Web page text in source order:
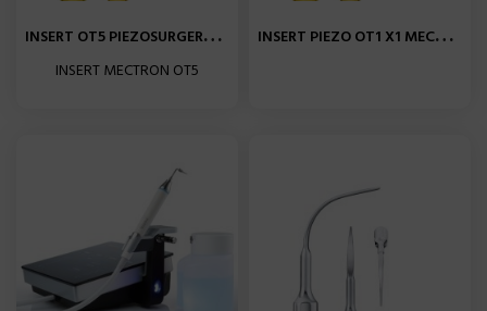
I
NSERT OT5 PIEZOSURGERY X1...
INSERT MECTRON OT5
I
NSERT PIEZO OT1 X1 MECTRON...